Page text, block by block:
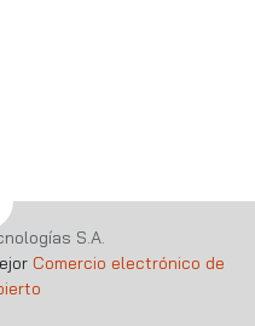
S.A.
Comercio electrónico de